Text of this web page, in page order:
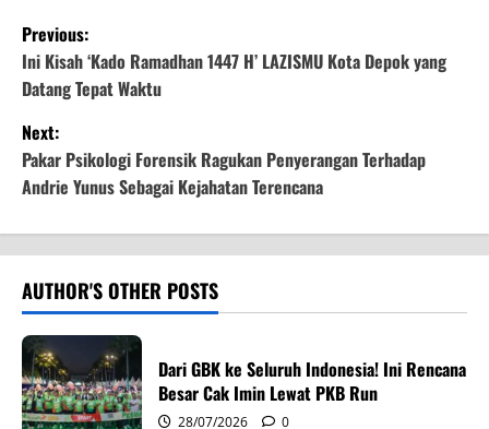
P
o
s
t
n
a
v
i
g
Previous:
Ini Kisah ‘Kado Ramadhan 1447 H’ LAZISMU Kota Depok yang
Datang Tepat Waktu
Next:
Pakar Psikologi Forensik Ragukan Penyerangan Terhadap
Andrie Yunus Sebagai Kejahatan Terencana
AUTHOR'S OTHER POSTS
Dari GBK ke Seluruh Indonesia! Ini Rencana
Besar Cak Imin Lewat PKB Run
28/07/2026 0